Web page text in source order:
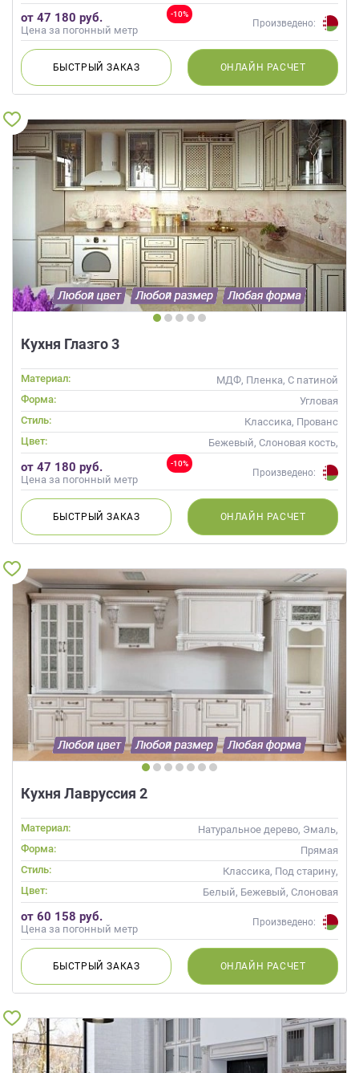
кость, Кремовый, Капучино
-10%
от 47 180 руб.
Цена за погонный метр
Произведено:
БЫСТРЫЙЗАКАЗ ОНЛАЙН РАСЧЕТ
Кухня Глазго 3
Материал:
МДФ, Пленка, С патиной
Форма:
Угловая
Стиль:
Классика, Прованс
Цвет:
Бежевый, Слоновая кость,
Кремовый, Капучино
-10%
от 47 180 руб.
Цена за погонный метр
Произведено:
БЫСТРЫЙЗАКАЗ ОНЛАЙН РАСЧЕТ
Кухня Лавруссия 2
Материал:
Натуральное дерево, Эмаль,
Массив, С патиной
Форма:
Прямая
Стиль:
Классика, Под старину,
Прованс
Цвет:
Белый, Бежевый, Слоновая
кость, Кремовый
от 60 158 руб.
Цена за погонный метр
Произведено:
БЫСТРЫЙЗАКАЗ ОНЛАЙН РАСЧЕТ